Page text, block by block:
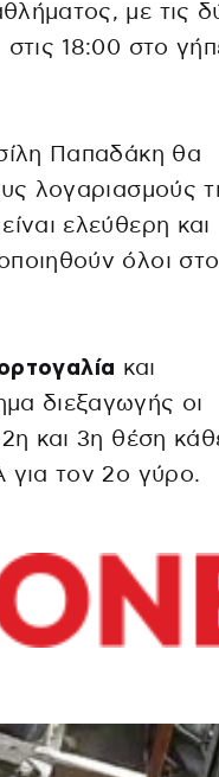
με τις
18:00 στο
Παπαδάκη θα
λογαριασμούς
ελεύθερη και
όλοι στο
και
διεξαγωγής οι
και 3η θέση
για τον 2ο γύρο.